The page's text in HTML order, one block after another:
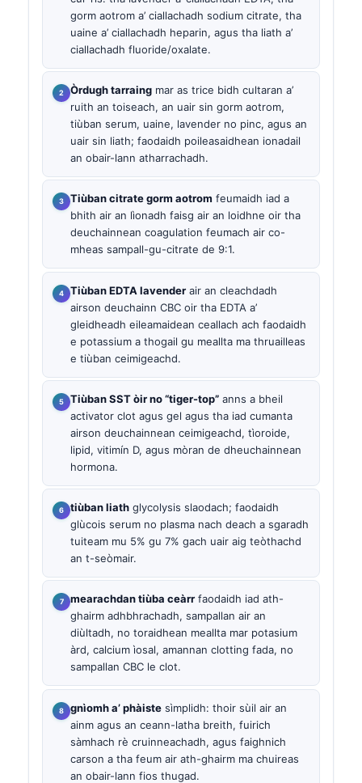
gorm aotrom a’ ciallachadh sodium citrate, tha
uaine a’ ciallachadh heparin, agus tha liath a’
ciallachadh fluoride/oxalate.
Òrdugh tarraing mar as trice bidh cultaran a’
ruith an toiseach, an uair sin gorm aotrom,
tiùban serum, uaine, lavender no pinc, agus an
uair sin liath; faodaidh poileasaidhean ionadail
an obair-lann atharrachadh.
Tiùban citrate gorm aotrom feumaidh iad a
bhith air an lìonadh faisg air an loidhne oir tha
deuchainnean coagulation feumach air co-
mheas sampall-gu-citrate de 9:1.
Tiùban EDTA lavender air an cleachdadh
airson deuchainn CBC oir tha EDTA a’
gleidheadh eileamaidean ceallach ach faodaidh
e potassium a thogail gu meallta ma thruailleas
e tiùban ceimigeachd.
Tiùban SST òir no “tiger-top” anns a bheil
activator clot agus gel agus tha iad cumanta
airson deuchainnean ceimigeachd, tìoroide,
lipid, vitimín D, agus mòran de dheuchainnean
hormona.
tiùban liath glycolysis slaodach; faodaidh
glùcois serum no plasma nach deach a sgaradh
tuiteam mu 5% gu 7% gach uair aig teòthachd
an t-seòmair.
mearachdan tiùba ceàrr faodaidh iad ath-
ghairm adhbhrachadh, sampallan air an
diùltadh, no toraidhean meallta mar potasium
àrd, calcium ìosal, amannan clotting fada, no
sampallan CBC le clot.
gnìomh a’ phàiste sìmplidh: thoir sùil air an
ainm agus an ceann-latha breith, fuirich
sàmhach rè cruinneachadh, agus faighnich
carson a tha feum air ath-ghairm ma chuireas
an obair-lann fios thugad.